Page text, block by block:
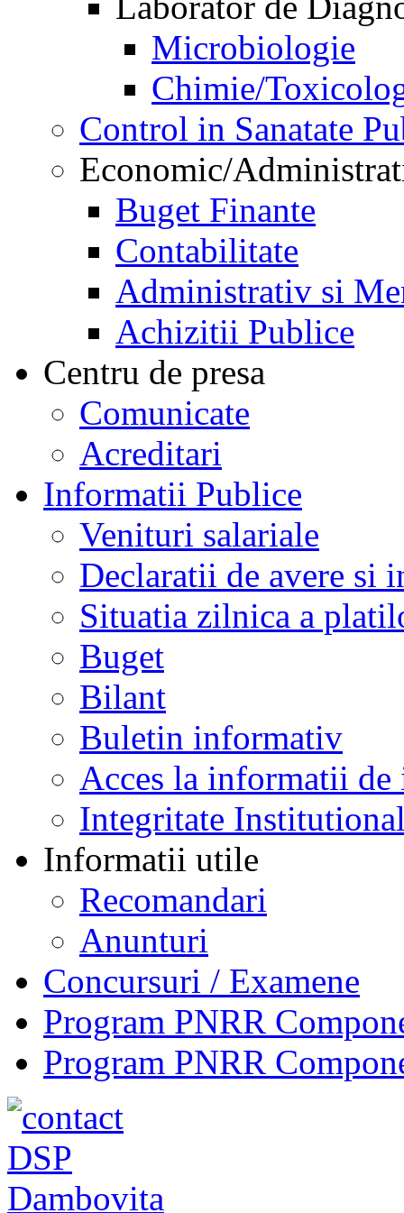
Microbiologie
Chimie/
Control in Sanatate
Economic/
Buget Finante
Contabilitate
Administrativ si
Achizitii Publice
Centru de presa
Comunicate
Acreditari
Informatii Publice
Venituri salariale
Declaratii de avere si
Situatia zilnica a
Buget
Bilant
Buletin informativ
Acces la informatii de
Integritate
Informatii utile
Recomandari
Anunturi
Concursuri / Examene
Program PNRR
Program PNRR